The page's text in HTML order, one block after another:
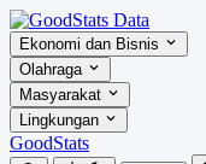
Ekonomi dan Bisnis
Olahraga
Masyarakat
Lingkungan
GoodStats